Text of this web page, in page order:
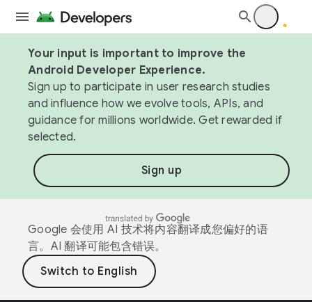
Your input is important to improve the
Android Developer Experience.
Sign up to participate in user research studies
and influence how we evolve tools, APIs, and
guidance for millions worldwide. Get rewarded if
selected.
Sign up
Google 会使用 AI 技术将内容翻译成您偏好的语
言。AI 翻译可能包含错误。